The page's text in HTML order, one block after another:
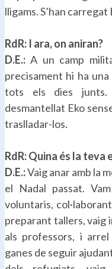
lligams. S’han carregat
RdR: I ara, on aniran?
D.E.: A un camp
precisament hi ha
tots els dies junts.
desmantellat Eko
traslladar-los.
RdR: Quina és la teva
D.E.:Vaig anar amb la
el Nadal passat.
voluntaris,
preparant tallers, vaig
als professors, i arrel
ganes de seguir